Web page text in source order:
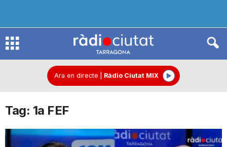
R
d
Ara en directe Ràdio Ciutat MIX
Tag: 1a FEF